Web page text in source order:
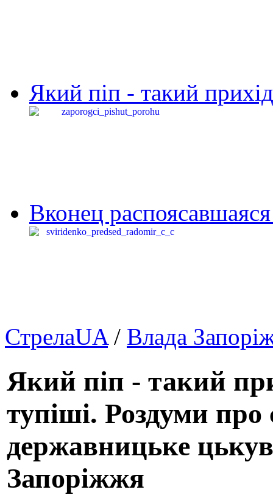
Який піп - такий
Вконец
СтрелаUA/ Влада
Який піп - такий
тупіші. Роздуми про
державницьке
Запоріжжя